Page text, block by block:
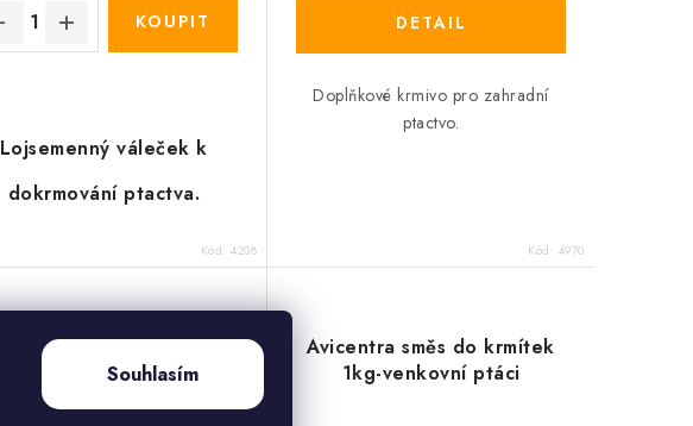
Souhlasím
Lojsemenný váleček k
dokrmování ptactva.
Kód:4208
Doplňkové krmivo pro zahradní
ptactvo.
Kód: 4970
Sušený moučný červ 1kg
Avicentra směs do krmítek
1kg-venkovní ptáci